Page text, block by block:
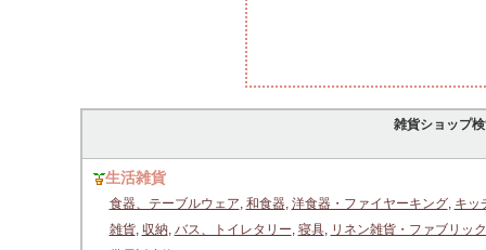
雑貨ショップ
生活雑貨
食器、テーブルウェア, 和食器, 洋食器・ファイヤーキング, キッ
雑貨, 収納, バス、トイレタリー, 寝具, リネン雑貨・ファブリック